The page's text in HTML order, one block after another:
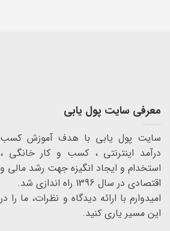
معرفی سایت پول یابی
سایت پول یابی با هدف آموزش کسب
درآمد اینترنتی ، کسب و کار خانگی ،
استخدام و ایجاد انگیزه جهت رشد مالی و
اقتصادی در سال 1396 راه اندازی شد.
امیدوارم با ارائه دیدگاه و نظرات، ما را در
این مسیر یاری کنید.